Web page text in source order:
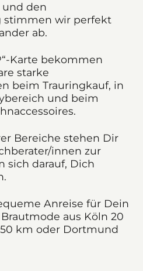
und den
stimmen wir perfekt
ab.
Karte bekommen
starke
beim Trauringkauf, in
und beim
Bereiche stehen Dir
innen zur
sich darauf, Dich
Anreise für Dein
aus Köln 20
km oder Dortmund